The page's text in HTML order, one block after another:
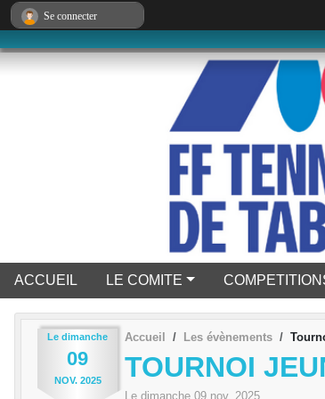
ACCUEIL LE COMITE
Le dimanche
09
NOV. 2025
Accueil Les évènements
TOURNOI
Le dimanche 09 nov. 2025
Se connecter
Panneau de gestion des cookies